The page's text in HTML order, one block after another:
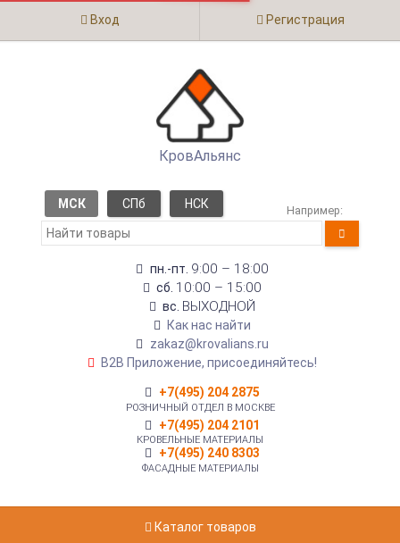
Вход Регистрация
КровАльянс
МСК СПб НСК Например:
пн.-пт. 9:00 – 18:00
сб. 10:00 – 15:00
вс. ВЫХОДНОЙ
Как нас найти
zakaz@krovalians.ru
B2B Приложение, присоединяйтесь!
+7(495) 204 2875
РОЗНИЧНЫЙ ОТДЕЛ В МОСКВЕ
+7(495) 204 2101
КРОВЕЛЬНЫЕ МАТЕРИАЛЫ
+7(495) 240 8303
ФАСАДНЫЕ МАТЕРИАЛЫ
Каталог товаров